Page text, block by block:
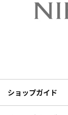
ショップガイド